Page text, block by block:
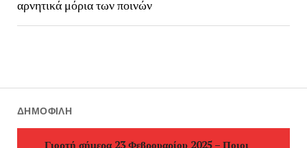
αρνητικά μόρια των ποινών
ΔΗΜΟΦΙΛΉ